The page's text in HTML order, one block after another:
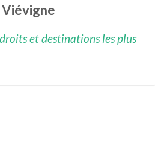
Viévigne
et destinations les plus